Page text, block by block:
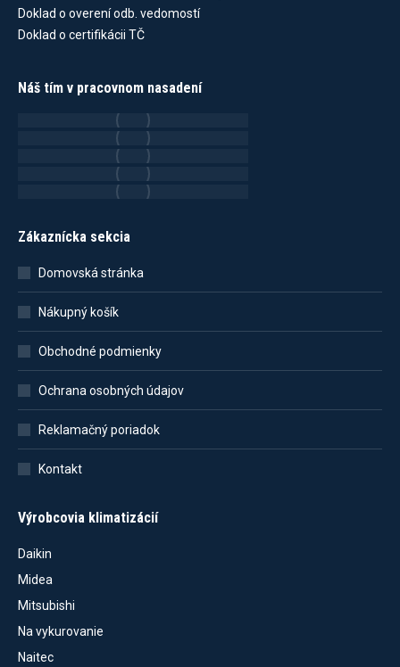
Doklad o overení odb. vedomostí
Doklad o certifikácii TČ
Náš tím v pracovnom nasadení
Zákaznícka sekcia
Domovská stránka
Nákupný košík
Obchodné podmienky
Ochrana osobných údajov
Reklamačný poriadok
Kontakt
Výrobcovia klimatizácií
Daikin
Midea
Mitsubishi
Na vykurovanie
Naitec